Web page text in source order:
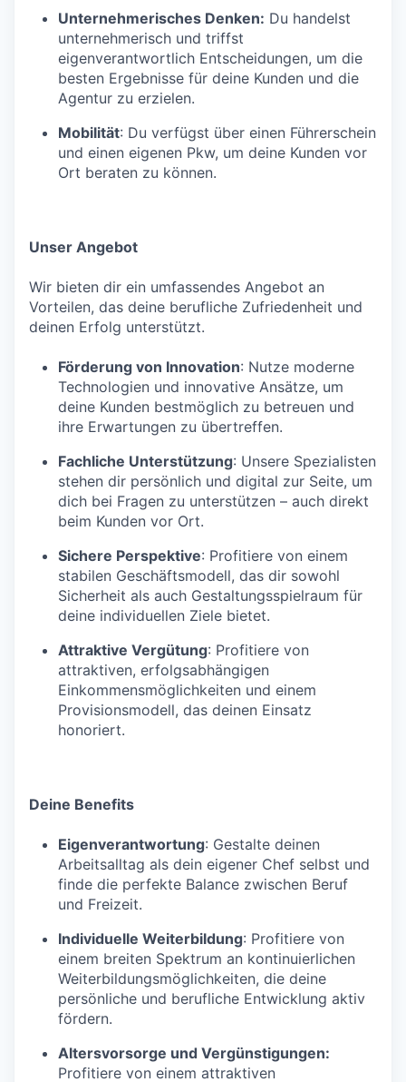
Unternehmerisches Denken: Du handelst
unternehmerisch und triffst
eigenverantwortlich Entscheidungen, um die
besten Ergebnisse für deine Kunden und die
Agentur zu erzielen.
Mobilität: Du verfügst über einen Führerschein
und einen eigenen Pkw, um deine Kunden vor
Ort beraten zu können.
Unser Angebot
Wir bieten dir ein umfassendes Angebot an
Vorteilen, das deine berufliche Zufriedenheit und
deinen Erfolg unterstützt.
Förderung von Innovation: Nutze moderne
Technologien und innovative Ansätze, um
deine Kunden bestmöglich zu betreuen und
ihre Erwartungen zu übertreffen.
Fachliche Unterstützung: Unsere Spezialisten
stehen dir persönlich und digital zur Seite, um
dich bei Fragen zu unterstützen – auch direkt
beim Kunden vor Ort.
Sichere Perspektive: Profitiere von einem
stabilen Geschäftsmodell, das dir sowohl
Sicherheit als auch Gestaltungsspielraum für
deine individuellen Ziele bietet.
Attraktive Vergütung: Profitiere von
attraktiven, erfolgsabhängigen
Einkommensmöglichkeiten und einem
Provisionsmodell, das deinen Einsatz
honoriert.
Deine Benefits
Eigenverantwortung: Gestalte deinen
Arbeitsalltag als dein eigener Chef selbst und
finde die perfekte Balance zwischen Beruf
und Freizeit.
Individuelle Weiterbildung: Profitiere von
einem breiten Spektrum an kontinuierlichen
Weiterbildungsmöglichkeiten, die deine
persönliche und berufliche Entwicklung aktiv
fördern.
Altersvorsorge und Vergünstigungen:
Profitiere von einem attraktiven